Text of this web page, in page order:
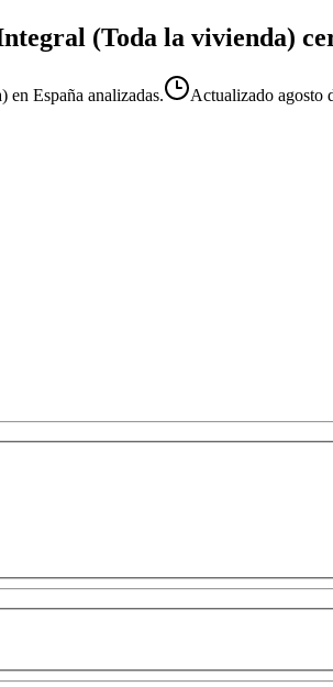
(Toda la vivienda)
en España analizadas. Actualizado agosto